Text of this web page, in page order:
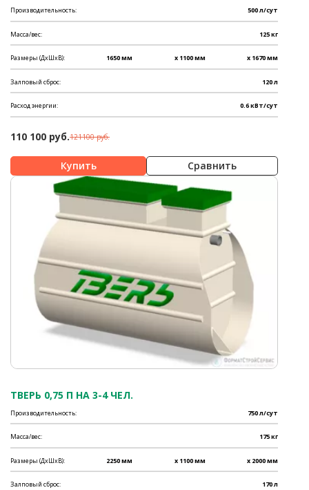
Производительность: 500 л/сут
Масса/вес: 125 кг
Размеры (ДхШхВ): 1650 мм x 1100 мм x 1670 мм
Залповый сброс: 120 л
Расход энергии: 0.6 кВт/сут
110 100 руб.121100 руб.
Сравнить
ТВЕРЬ 0,75 П НА 3-4 ЧЕЛ.
Производительность: 750 л/сут
Масса/вес: 175 кг
Размеры (ДхШхВ): 2250 мм x 1100 мм x 2000 мм
Залповый сброс: 170 л